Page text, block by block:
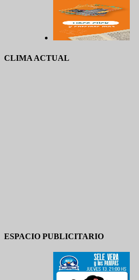
CLIMA ACTUAL
ESPACIO PUBLICITARIO